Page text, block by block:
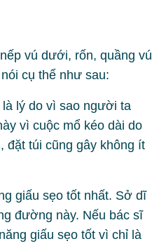
vú dưới, rốn, quầng vú
cụ thể như sau:
lý do vì sao người ta
vì cuộc mổ kéo dài do
đặt túi cũng gây không ít
giấu sẹo tốt nhất. Sở dĩ
đường này. Nếu bác sĩ
giấu sẹo tốt vì chỉ là